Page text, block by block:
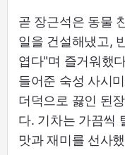
곧 장근석은 동물
일을 건설해냈고,
엽다"며 즐거워했
들어준 숙성 사시
더덕으로 끓인 된
다. 기차는 가끔씩
맛과 재미를 선사